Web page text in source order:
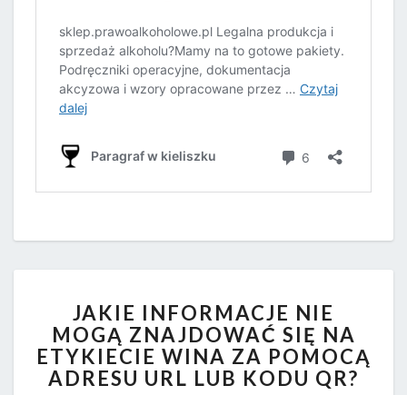
INFORMACJE
NIE
MOGĄ
ZNAJDOWAĆ
JAKIE INFORMACJE NIE
MOGĄ ZNAJDOWAĆ SIĘ NA
ETYKIECIE WINA ZA POMOCĄ
ADRESU URL LUB KODU QR?